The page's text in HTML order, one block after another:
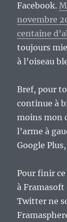
Facebook.
novembre
centaine
toujours
à l’oiseau
Bref, pour
continue à
moins mon
l’arme à
Google
Pour finir
à
Twitter ne